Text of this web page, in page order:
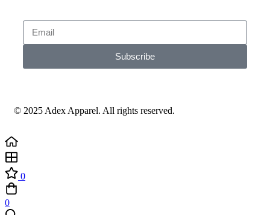
Subscribe
© 2025 Adex Apparel. All rights reserved.
0
0